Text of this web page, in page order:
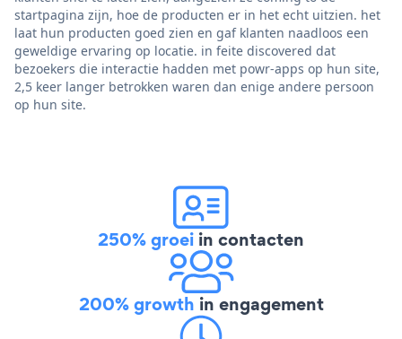
startpagina zijn, hoe de producten er in het echt uitzien. het
laat hun producten goed zien en gaf klanten naadloos een
geweldige ervaring op locatie. in feite discovered dat
bezoekers die interactie hadden met powr-apps op hun site,
2,5 keer langer betrokken waren dan enige andere persoon
op hun site.
250% groei in contacten
200% growth in engagement